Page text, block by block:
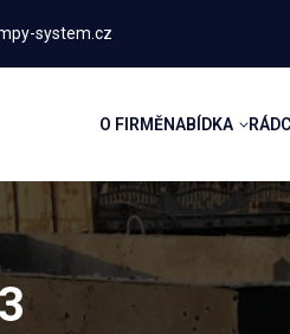
system.cz
O FIRMĚNABÍDKA